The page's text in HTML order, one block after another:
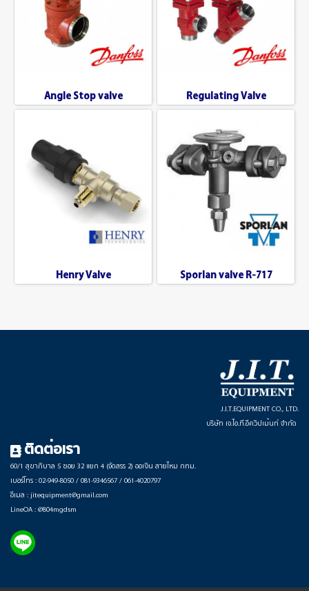
Angle Stop valve Regulating Valve
Henry Valve Sporlan valve R-717
J.I.T.EQUIPMENT CO., LTD.
บริษัท เจ.ไอ.ที.อีควิปเม้นท์ จำกัด
ติดต่อเรา
60/1 สุขาภิบาล 5 ซอย 32 แยก 4 (จัดสรร 2) ออเงิน สายไหม กทม.
เบอร์โทร : 02-949-8050 / 081-9346567 / 061-4020797
อีเมล : jitequipment@gmail.com
LineOA : @804mgdsm